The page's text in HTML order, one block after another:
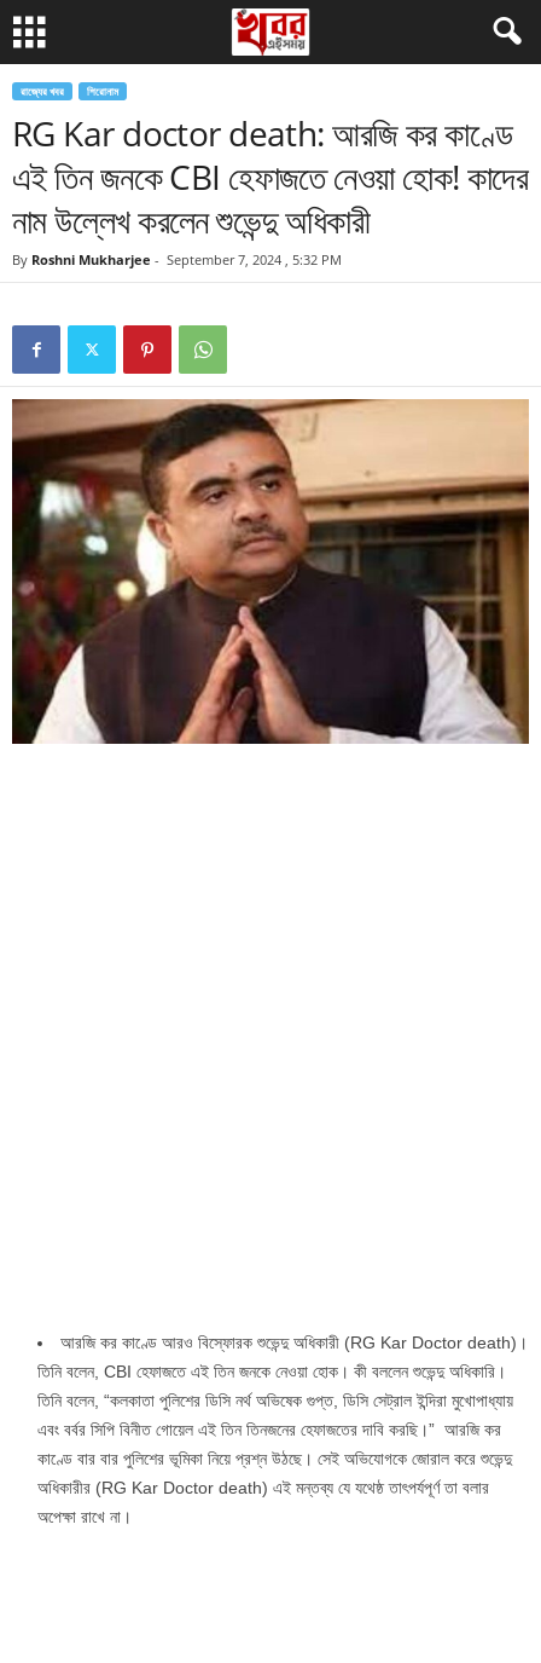
রাজ্যের খবর শিরোনাম
RG Kar doctor death: আরজি কর কাণ্ডে
এই তিন জনকে CBI হেফাজতে নেওয়া হোক! কাদের
নাম উল্লেখ করলেন শুভেন্দু অধিকারী
By Roshni Mukharjee - September 7, 2024 , 5:32 PM
আরজি কর কাণ্ডে আরও বিস্ফোরক শুভেন্দু অধিকারী (RG Kar Doctor death)।
তিনি বলেন, CBI হেফাজতে এই তিন জনকে নেওয়া হোক। কী বললেন শুভেন্দু অধিকারি।
তিনি বলেন, “কলকাতা পুলিশের ডিসি নর্থ অভিষেক গুপ্ত, ডিসি সেট্রাল ইন্দিরা মুখোপাধ্যায়
এবং বর্বর সিপি বিনীত গোয়েল এই তিন তিনজনের হেফাজতের দাবি করছি।” আরজি কর
কাণ্ডে বার বার পুলিশের ভূমিকা নিয়ে প্রশ্ন উঠছে। সেই অভিযোগকে জোরাল করে শুভেন্দু
অধিকারীর (RG Kar Doctor death) এই মন্তব্য যে যথেষ্ঠ তাৎপর্যপূর্ণ তা বলার
অপেক্ষা রাখে না।